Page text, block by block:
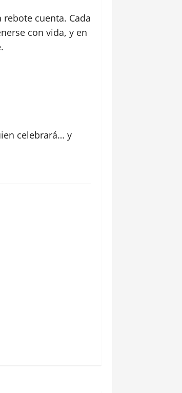
rebote cuenta. Cada
con vida, y en
celebrará… y